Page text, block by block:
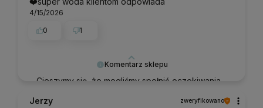
Komentarz sklepu
Cieszymy się, że mogliśmy spełnić oczekiwania.
4/15/2026
0
1
Jerzy zweryfikowano